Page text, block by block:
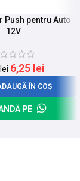
Push pentru Auto
12V
lei 6,25 lei
ÎN COȘ
PE